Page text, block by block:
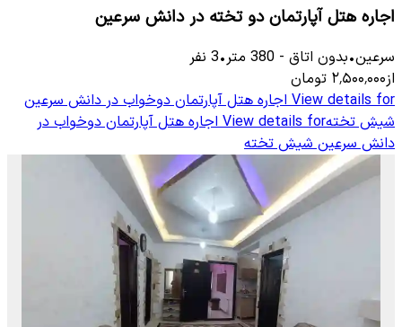
اجاره هتل آپارتمان دو تخته در دانش سرعین
سرعین•بدون اتاق -
380 متر•
3 نفر
از۲٬۵۰۰٬۰۰۰ تومان
View details for اجاره هتل آپارتمان دوخواب در دانش سرعین
شیش تختهView details for اجاره هتل آپارتمان دوخواب در
دانش سرعین شیش تخته